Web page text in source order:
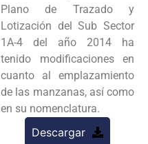
Plano de Trazado y
Lotización del Sub Sector
1A-4 del año 2014 ha
tenido modificaciones en
cuanto al emplazamiento
de las manzanas, así como
en su nomenclatura.
Descargar